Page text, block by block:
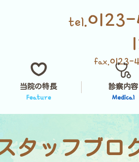
tel.
fax.0123-
当院の特長
Feature
診察内容
Medical
タッフブロ